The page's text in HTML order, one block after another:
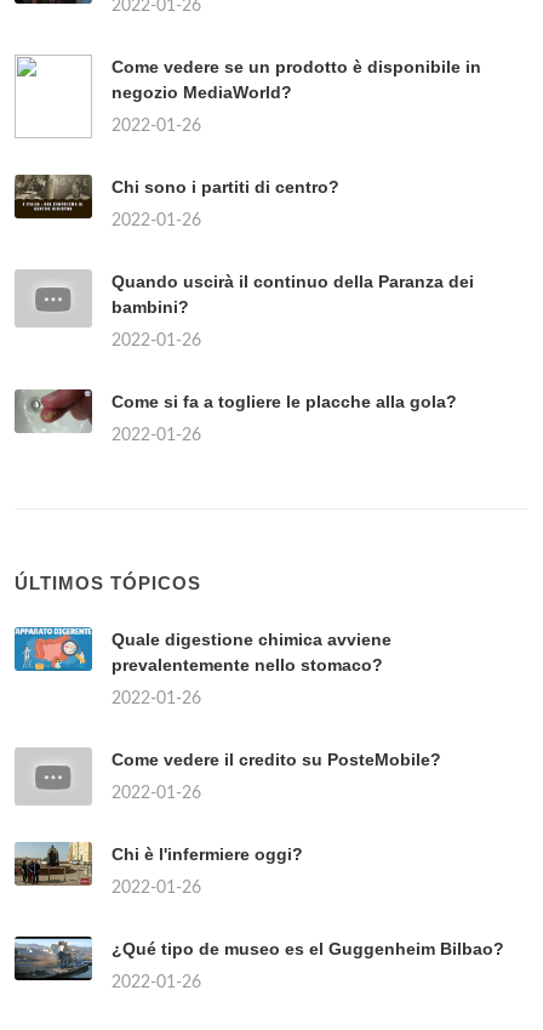
2022-01-26
Come vedere se un prodotto è disponibile in
negozio MediaWorld?
2022-01-26
Chi sono i partiti di centro?
2022-01-26
Quando uscirà il continuo della Paranza dei
bambini?
2022-01-26
Come si fa a togliere le placche alla gola?
2022-01-26
ÚLTIMOS TÓPICOS
Quale digestione chimica avviene
prevalentemente nello stomaco?
2022-01-26
Come vedere il credito su PosteMobile?
2022-01-26
Chi è l'infermiere oggi?
2022-01-26
¿Qué tipo de museo es el Guggenheim Bilbao?
2022-01-26